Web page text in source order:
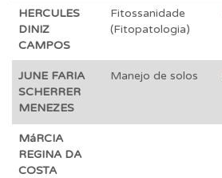
HERCULES
DINIZ
CAMPOS
Fitossanidade
(Fitopatologia)
JUNE FARIA
SCHERRER
MENEZES
Manejo de solos
MáRCIA
REGINA DA
COSTA